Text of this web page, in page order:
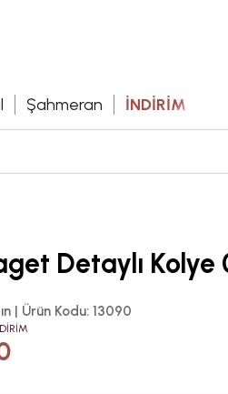
Şahmeran İNDİRİM
Detaylı Kolye
| Ürün Kodu: 13090